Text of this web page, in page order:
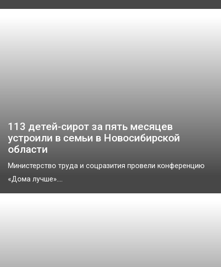
113 детей-сирот за пять месяцев
устроили в семьи в Новосибирской
области
Министерство труда и соцразития провели конференцию
«Дома лучше»....